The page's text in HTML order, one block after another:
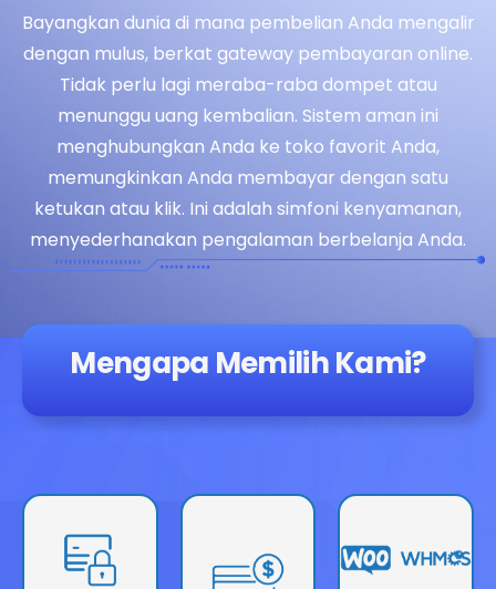
Bayangkan dunia di mana pembelian Anda mengalir
dengan mulus, berkat gateway pembayaran online.
Tidak perlu lagi meraba-raba dompet atau
menunggu uang kembalian. Sistem aman ini
menghubungkan Anda ke toko favorit Anda,
memungkinkan Anda membayar dengan satu
ketukan atau klik. Ini adalah simfoni kenyamanan,
menyederhanakan pengalaman berbelanja Anda.
Mengapa Memilih Kami?
Tawarkan
Buat Formulir
Tanpa Batas